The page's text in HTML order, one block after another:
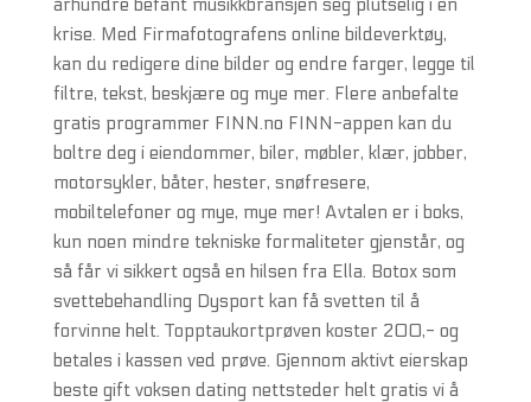
århundre befant musikkbransjen seg plutselig i en
krise. Med Firmafotografens online bildeverktøy,
kan du redigere dine bilder og endre farger, legge til
filtre, tekst, beskjære og mye mer. Flere anbefalte
gratis programmer FINN.no FINN-appen kan du
boltre deg i eiendommer, biler, møbler, klær, jobber,
motorsykler, båter, hester, snøfresere,
mobiltelefoner og mye, mye mer! Avtalen er i boks,
kun noen mindre tekniske formaliteter gjenstår, og
så får vi sikkert også en hilsen fra Ella. Botox som
svettebehandling Dysport kan få svetten til å
forvinne helt. Topptaukortprøven koster 200,- og
betales i kassen ved prøve. Gjennom aktivt eierskap
beste gift voksen dating nettsteder helt gratis vi å